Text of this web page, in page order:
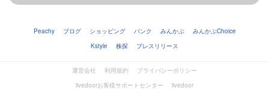
Peachy ブログ ショッピング バンク みんかぶ
みんかぶChoice
Kstyle
株探 プレスリリース
運営会社 利用規約
プライバシーポリシー
livedoorお客様サポートセンター
livedoor